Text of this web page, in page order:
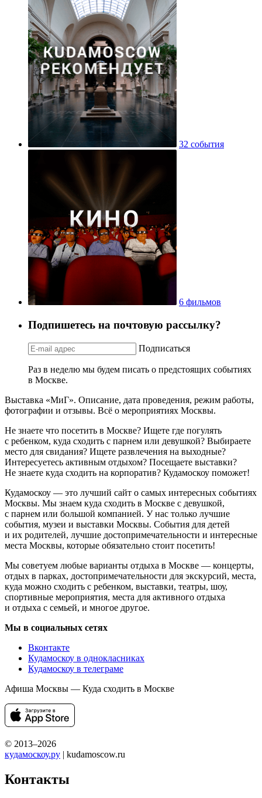
32 события
6 фильмов
Подпишетесь на почтовую рассылку?
Подписаться
Раз в неделю мы будем писать о предстоящих событиях
в Москве.
Выставка «МиГ». Описание, дата проведения, режим работы,
фотографии и отзывы. Всё о мероприятиях Москвы.
Не знаете что посетить в Москве? Ищете где погулять
с ребенком, куда сходить с парнем или девушкой? Выбираете
место для свидания? Ищете развлечения на выходные?
Интересуетесь активным отдыхом? Посещаете выставки?
Не знаете куда сходить на корпоратив? Кудамоскоу поможет!
Кудамоскоу — это лучший сайт о самых интересных событиях
Москвы. Мы знаем куда сходить в Москве с девушкой,
с парнем или большой компанией. У нас только лучшие
события, музеи и выставки Москвы. События для детей
и их родителей, лучшие достопримечательности и интересные
места Москвы, которые обязательно стоит посетить!
Мы советуем любые варианты отдыха в Москве — концерты,
отдых в парках, достопримечательности для экскурсий, места,
куда можно сходить с ребенком, выставки, театры, шоу,
спортивные мероприятия, места для активного отдыха
и отдыха с семьей, и многое другое.
Мы в социальных сетях
Вконтакте
Кудамоскоу в однокласниках
Кудамоскоу в телеграме
Афиша Москвы — Куда сходить в Москве
© 2013–2026
кудамоскоу.ру | kudamoscow.ru
Контакты